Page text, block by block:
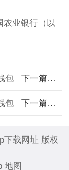
农业银行（以
包 下一篇：
包 下一篇：
下载网址 版权
地图